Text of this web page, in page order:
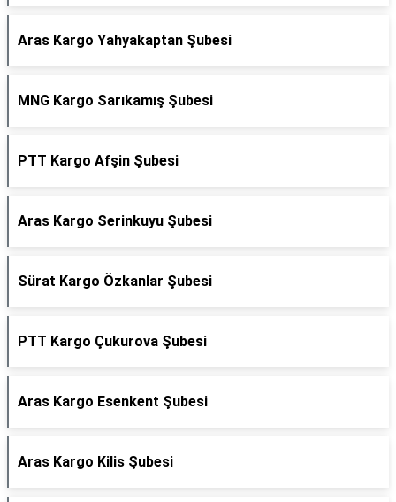
Aras Kargo Yahyakaptan Şubesi
MNG Kargo Sarıkamış Şubesi
PTT Kargo Afşin Şubesi
Aras Kargo Serinkuyu Şubesi
Sürat Kargo Özkanlar Şubesi
PTT Kargo Çukurova Şubesi
Aras Kargo Esenkent Şubesi
Aras Kargo Kilis Şubesi